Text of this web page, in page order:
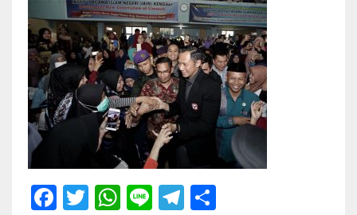
Facebook
Twitter
WhatsApp
LineTelegram